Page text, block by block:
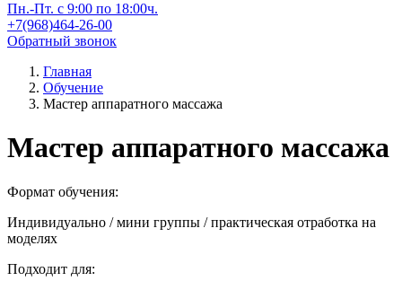
Пн.-Пт. с 9:00 по 18:00ч.
+7(968)464-26-00
Обратный звонок
Главная
Обучение
Мастер аппаратного массажа
Мастер аппаратного массажа
Формат обучения:
Индивидуально / мини группы / практическая отработка на
моделях
Подходит для: